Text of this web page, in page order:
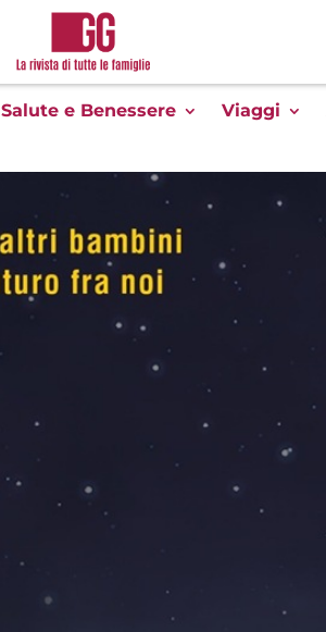
Salute e Benessere Viaggi